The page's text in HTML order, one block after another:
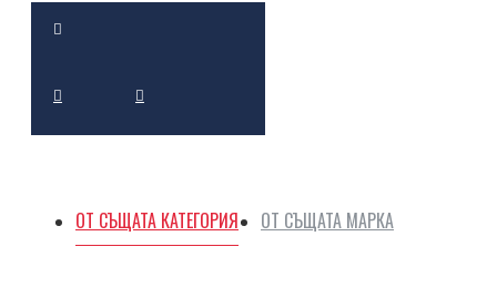
ОТ СЪЩАТА КАТЕГОРИЯ ОТ СЪЩАТА МАРКА